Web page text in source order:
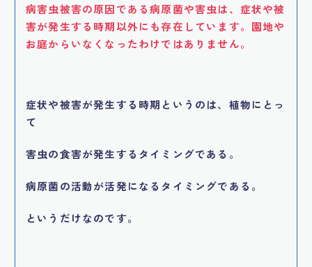
病害虫被害の原因である病原菌や害虫は、症状や被
害が発生する時期以外にも存在しています。園地や
お庭からいなくなったわけではありません。
症状や被害が発生する時期というのは、植物にとっ
て
害虫の食害が発生するタイミングである。
病原菌の活動が活発になるタイミングである。
というだけなのです。